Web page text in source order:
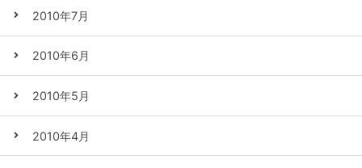
2010年7月
2010年6月
2010年5月
2010年4月